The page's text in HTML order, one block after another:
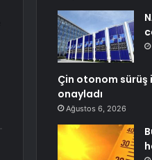
Çin otonom sürüş
onayladı
Ağustos 6, 2026